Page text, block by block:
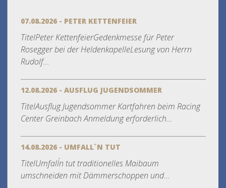
07.08.2026 - PETER KETTENFEIER
TitelPeter KettenfeierGedenkmesse für Peter
Rosegger bei der HeldenkapelleLesung von Herrn
Rudolf...
12.08.2026 - AUSFLUG JUGENDSOMMER
TitelAusflug Jugendsommer Kartfahren beim Racing
Center Greinbach Anmeldung erforderlich...
14.08.2026 - UMFALL´N TUT
TitelUmfall´n tut traditionelles Maibaum
umschneiden mit Dämmerschoppen und...